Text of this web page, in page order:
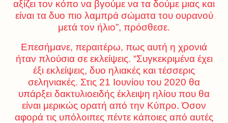
αξίζει τον κόπο να βγούμε να τα δούμε μιας και
είναι τα δυο πιο λαμπρά σώματα του ουρανού
μετά τον ήλιο”, πρόσθεσε.
Επεσήμανε, περαιτέρω, πως αυτή η χρονιά
ήταν πλούσια σε εκλείψεις. “Συγκεκριμένα έχει
έξι εκλείψεις, δυο ηλιακές και τέσσερις
σεληνιακές. Στις 21 Ιουνίου του 2020 θα
υπάρξει δακτυλιοειδής έκλειψη ηλίου που θα
είναι μερικώς ορατή από την Κύπρο. Όσον
αφορά τις υπόλοιπες πέντε κάποιες από αυτές